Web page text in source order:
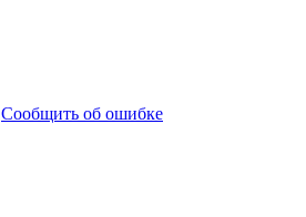
Сообщить об ошибке